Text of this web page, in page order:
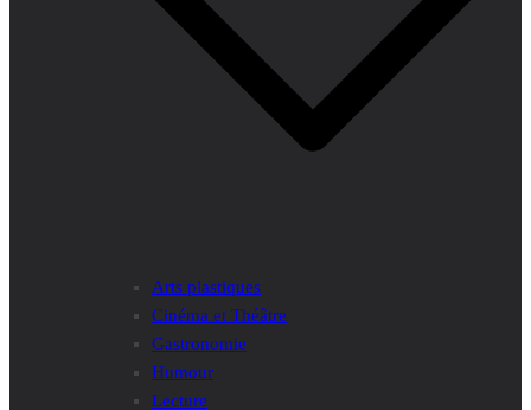
Arts plastiques
Cinéma et Théâtre
Gastronomie
Humour
Lecture